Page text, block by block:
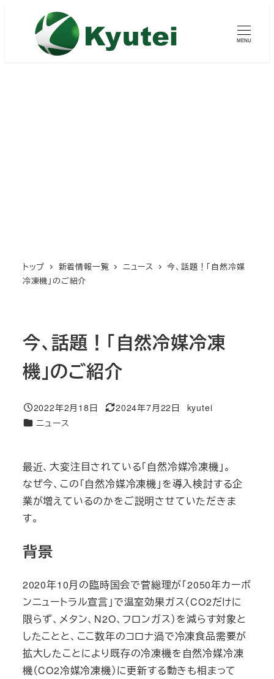
MENU
トップ 新着情報一覧 ニュース
今、話題！「自然冷媒
冷凍機」のご紹介
今、話題！「自然冷媒冷凍
機」のご紹介
投稿日
2022年2月18日
更新日
2024年7月22日
著
kyutei
カテゴリー
ニュース
最近、大変注目されている「自然冷媒冷凍機」。
なぜ今、この「自然冷媒冷凍機」を導入検討する企
業が増えているのかをご説明させていただきま
す。
背景
2020年10月の臨時国会で菅総理が「2050年カーボ
ンニュートラル宣言」で温室効果ガス（CO2だけに
限らず、メタン、N2O、フロンガス）を減らす対象と
したことと、ここ数年のコロナ渦で冷凍食品需要が
拡大したことにより既存の冷凍機を自然冷媒冷凍
機（CO2冷媒冷凍機）に更新する動きも相まって